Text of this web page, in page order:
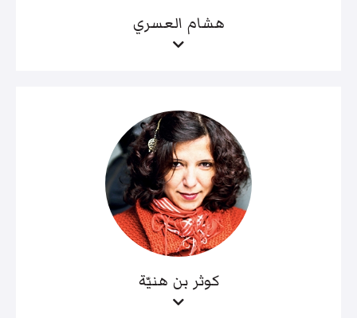
هشام العسري
كوثر بن هنيّة